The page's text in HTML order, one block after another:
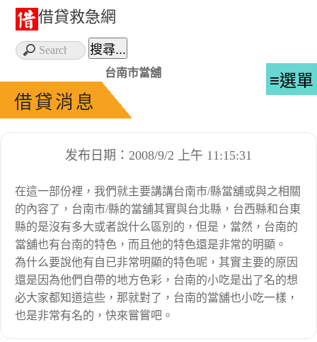
借貸救急網
≡選單
台南市當舖
借貸消息
发布日期：2008/9/2 上午 11:15:31
在這一部份裡，我們就主要講講台南市/縣當舖或與之相關
的內容了，台南市/縣的當舖其實與台北縣，台西縣和台東
縣的是沒有多大或者說什么區別的，但是，當然，台南的
當舖也有台南的特色，而且他的特色還是非常的明顯。
為什么要說他有自已非常明顯的特色呢，其實主要的原因
還是因為他們自帶的地方色彩，台南的小吃是出了名的想
必大家都知道這些，那就對了，台南的當舖也小吃一樣，
也是非常有名的，快來嘗嘗吧。